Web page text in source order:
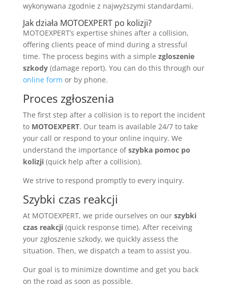
wykonywana zgodnie z najwyższymi standardami.
Jak działa MOTOEXPERT po kolizji?
MOTOEXPERT’s expertise shines after a collision,
offering clients peace of mind during a stressful
time. The process begins with a simple zgloszenie
szkody(damage report). You can do this through our
online form or by phone.
Proces zgłoszenia
The first step after a collision is to report the incident
to MOTOEXPERT. Our team is available 24/7 to take
your call or respond to your online inquiry. We
understand the importance ofszybka pomoc po
kolizji(quick help after a collision).
We strive to respond promptly to every inquiry.
Szybki czas reakcji
At MOTOEXPERT, we pride ourselves on our szybki
czas reakcji(quick response time). After receiving
your zgłoszenie szkody, we quickly assess the
situation. Then, we dispatch a team to assist you.
Our goal is to minimize downtime and get you back
on the road as soon as possible.